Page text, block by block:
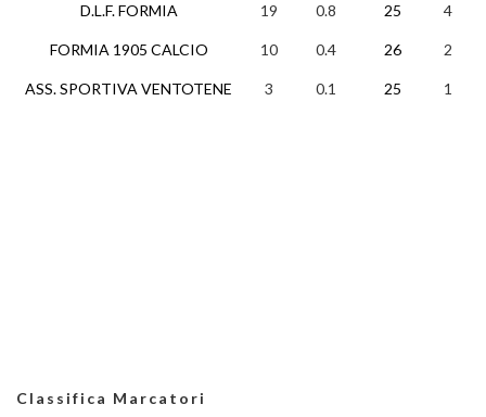
D.L.F. FORMIA
FORMIA 1905 CALCIO
ASS. SPORTIVA VENTOTENE
19 0.8 25 4
10 0.4 26 2
3 0.1 25 1
Classifica Marcatori